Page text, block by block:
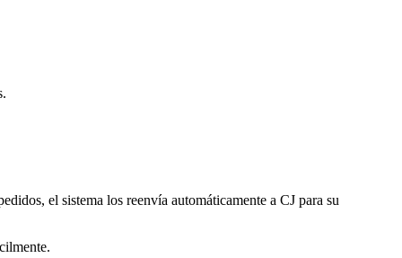
el sistema los reenvía automáticamente a CJ para su